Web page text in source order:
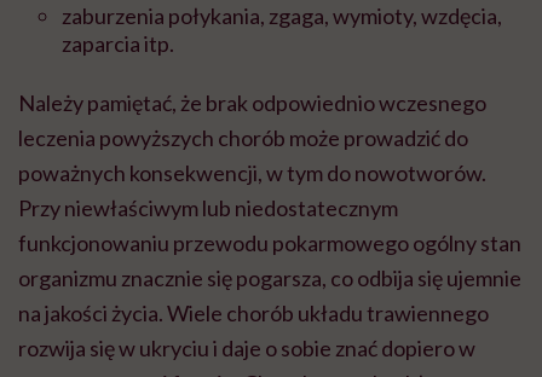
zaburzenia połykania, zgaga, wymioty, wzdęcia,
zaparcia itp.
Należy pamiętać, że brak odpowiednio wczesnego
leczenia powyższych chorób może prowadzić do
poważnych konsekwencji, w tym do nowotworów.
Przy niewłaściwym lub niedostatecznym
funkcjonowaniu przewodu pokarmowego ogólny stan
organizmu znacznie się pogarsza, co odbija się ujemnie
na jakości życia.Wiele chorób układu trawiennego
rozwija się w ukryciu i daje o sobie znać dopiero w